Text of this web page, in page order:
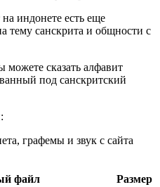
индонете есть еще
тему санскрита и общности с
можете сказать алфавит
под санскритский
графемы и звук с сайта
файл
Размер